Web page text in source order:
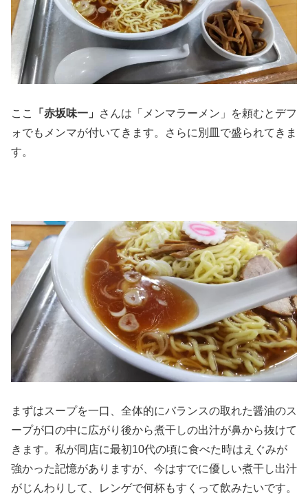
ここ 「赤坂味一」
さんは「メンマラーメン」を頼むとデフ
ォでもメンマが付いてきます。さらに別皿で盛られてきま
す。
まずはスープを一口、全体的にバランスの取れた醤油のス
ープが口の中に広がり後から煮干しの出汁が鼻から抜けて
きます。私が同店に最初10代の頃に食べた時はえぐみが
強かった記憶がありますが、今はすでに優しい煮干し出汁
がじんわりして、レンゲで何杯もすくって飲みたいです。